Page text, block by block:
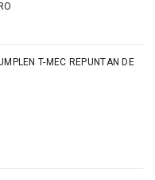
T-MEC REPUNTAN DE